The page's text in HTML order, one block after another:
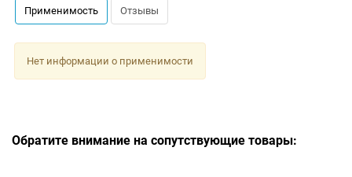
Применимость Отзывы
Нет информации о применимости
Обратите внимание на сопутствующие товары: